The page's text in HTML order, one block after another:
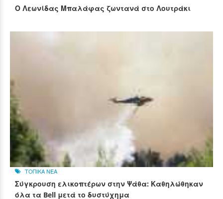
Ο Λεωνίδας Μπαλάφας ζωντανά στο Λουτράκι
ΤΟΠΙΚΑ ΝΕΑ
Σύγκρουση ελικοπτέρων στην Ψάθα: Καθηλώθηκαν
όλα τα Bell μετά το δυστύχημα